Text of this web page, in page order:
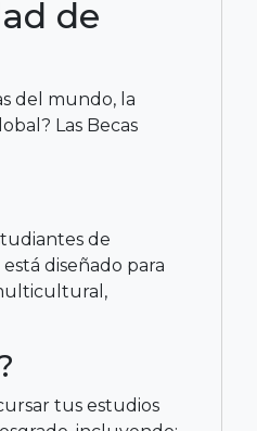
de
del mundo, la
Las Becas
de
diseñado para
tus estudios